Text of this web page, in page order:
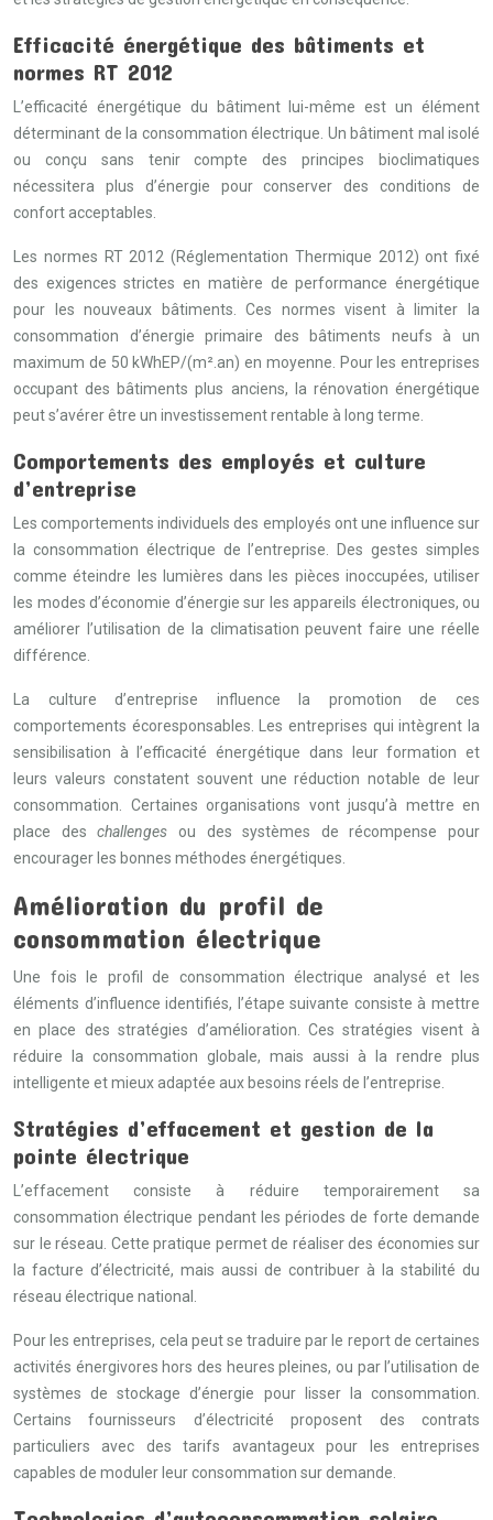
Efficacité énergétique des bâtiments et
normes RT 2012
L’efficacité énergétique du bâtiment lui-même est un élément
déterminant de la consommation électrique. Un bâtiment mal isolé
ou conçu sans tenir compte des principes bioclimatiques
nécessitera plus d’énergie pour conserver des conditions de
confort acceptables.
Les normes RT 2012 (Réglementation Thermique 2012) ont fixé
des exigences strictes en matière de performance énergétique
pour les nouveaux bâtiments. Ces normes visent à limiter la
consommation d’énergie primaire des bâtiments neufs à un
maximum de 50 kWhEP/(m².an) en moyenne. Pour les entreprises
occupant des bâtiments plus anciens, la rénovation énergétique
peut s’avérer être un investissement rentable à long terme.
Comportements des employés et culture
d’entreprise
Les comportements individuels des employés ont une influence sur
la consommation électrique de l’entreprise. Des gestes simples
comme éteindre les lumières dans les pièces inoccupées, utiliser
les modes d’économie d’énergie sur les appareils électroniques, ou
améliorer l’utilisation de la climatisation peuvent faire une réelle
différence.
La culture d’entreprise influence la promotion de ces
comportements écoresponsables. Les entreprises qui intègrent la
sensibilisation à l’efficacité énergétique dans leur formation et
leurs valeurs constatent souvent une réduction notable de leur
consommation. Certaines organisations vont jusqu’à mettre en
place deschallenges ou des systèmes de récompense pour
encourager les bonnes méthodes énergétiques.
Amélioration du profil de
consommation électrique
Une fois le profil de consommation électrique analysé et les
éléments d’influence identifiés, l’étape suivante consiste à mettre
en place des stratégies d’amélioration. Ces stratégies visent à
réduire la consommation globale, mais aussi à la rendre plus
intelligente et mieux adaptée aux besoins réels de l’entreprise.
Stratégies d’effacement et gestion de la
pointe électrique
L’effacement consiste à réduire temporairement sa
consommation électrique pendant les périodes de forte demande
sur le réseau. Cette pratique permet de réaliser des économies sur
la facture d’électricité, mais aussi de contribuer à la stabilité du
réseau électrique national.
Pour les entreprises, cela peut se traduire par le report de certaines
activités énergivores hors des heures pleines, ou par l’utilisation de
systèmes de stockage d’énergie pour lisser la consommation.
Certains fournisseurs d’électricité proposent des contrats
particuliers avec des tarifs avantageux pour les entreprises
capables de moduler leur consommation sur demande.